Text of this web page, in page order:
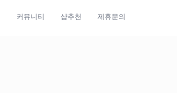
커뮤니티 샵추천 제휴문의